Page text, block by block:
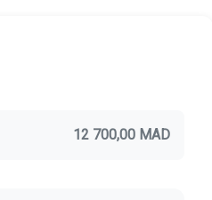
12 700,00 MAD